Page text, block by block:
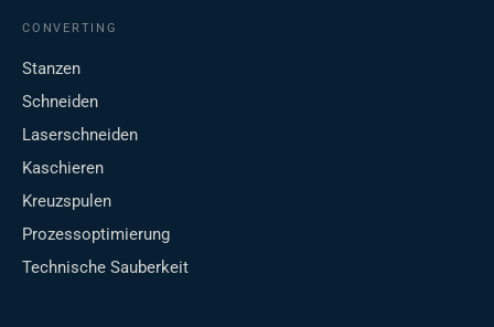
CONVERTING
Stanzen
Schneiden
Laserschneiden
Kaschieren
Kreuzspulen
Prozessoptimierung
Technische Sauberkeit